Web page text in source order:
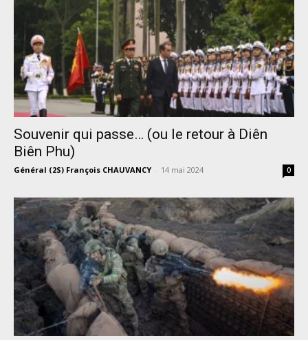
Souvenir qui passe… (ou le retour à Diên
Biên Phu)
Général (2S) François CHAUVANCY - 14 mai 2024 0